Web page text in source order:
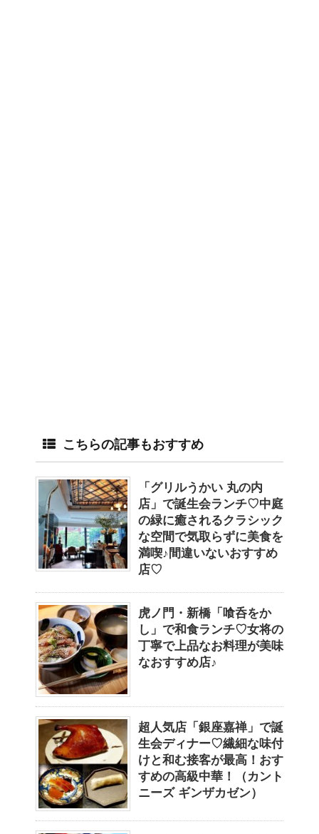
こちらの記事もおすすめ
「グリルうかい 丸の内
店」で誕生会ランチ♡中庭
の緑に癒されるクラシック
な空間で気取らずに美食を
満喫♪間違いないおすすめ
店♡
虎ノ門・新橋「喰呑をか
し」で和食ランチ♡女将の
丁寧で上品なお料理が美味
なおすすめ店♪
超人気店「銀座嘉禅」で誕
生会ディナー♡繊細な味付
けと和む接客が最高！おす
すめの高級中華！（カント
ニーズ ギンザカゼン）